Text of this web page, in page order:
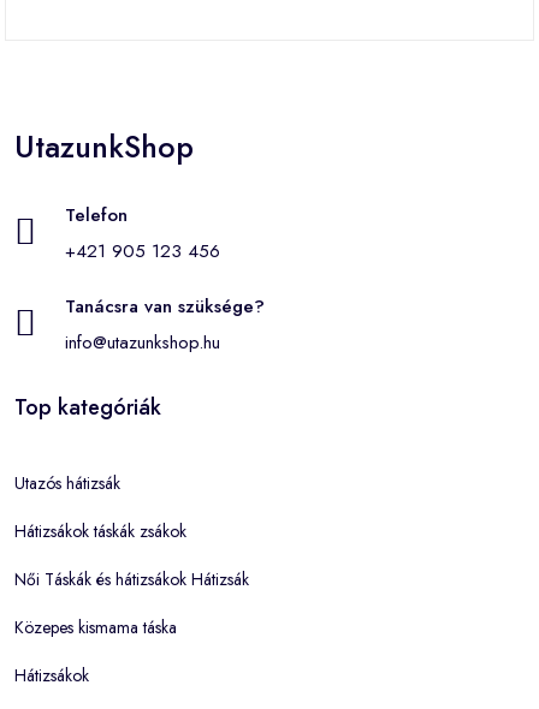
UtazunkShop
Telefon
+421 905 123 456
Tanácsra van szüksége?
info@utazunkshop.hu
Top kategóriák
Utazós hátizsák
Hátizsákok táskák zsákok
Női Táskák és hátizsákok Hátizsák
Közepes kismama táska
Hátizsákok